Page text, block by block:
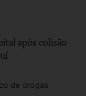
após colisão